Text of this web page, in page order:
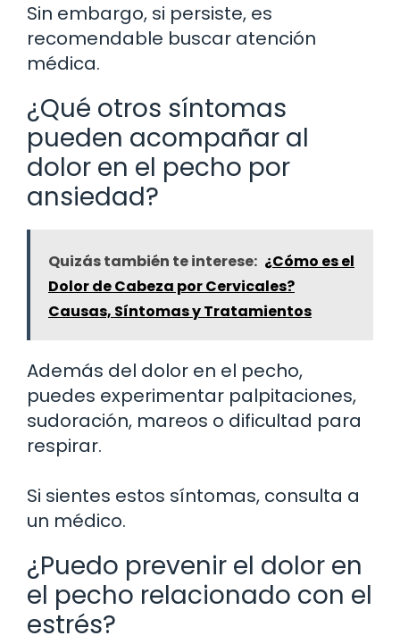
Sin embargo, si persiste, es
recomendable buscar atención
médica.
¿Qué otros síntomas
pueden acompañar al
dolor en el pecho por
ansiedad?
Quizás también te interese: ¿Cómo es el
Dolor de Cabeza por Cervicales?
Causas, Síntomas y Tratamientos
Además del dolor en el pecho,
puedes experimentar palpitaciones,
sudoración, mareos o dificultad para
respirar.
Si sientes estos síntomas, consulta a
un médico.
¿Puedo prevenir el dolor en
el pecho relacionado con el
estrés?